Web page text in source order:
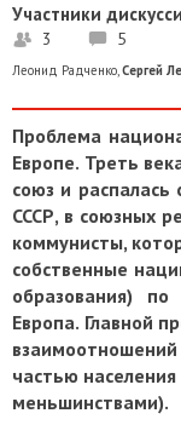
Участники
3 5
Леонид Радченко,Сергей
Проблема
Европе. Треть
союз и распалась
СССР, в союзных
коммунисты,
собственные
образования)
Европа. Главной
частью
меньшинствами).